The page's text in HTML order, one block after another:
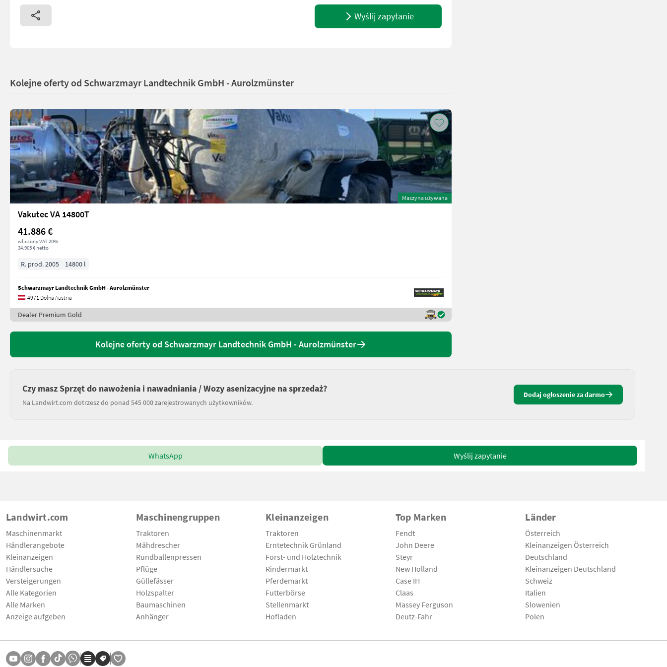
Wyślij zapytanie
Kolejne oferty od Schwarzmayr Landtechnik GmbH - Aurolzmünster
Maszyna używana
Vakutec VA 14800T
41.886 €
wliczony VAT 20%
34.905 € netto
R. prod. 2005 14800 l
Schwarzmayr Landtechnik GmbH - Aurolzmünster
4971 Dolna Austria
Dealer Premium Gold
Kolejne oferty od Schwarzmayr Landtechnik GmbH - Aurolzmünster
Czy masz Sprzęt do nawożenia i nawadniania / Wozy asenizacyjne na sprzedaż?
Na Landwirt.com dotrzesz do ponad 545 000 zarejestrowanych użytkowników.
Dodaj ogłoszenie za darmo
WhatsApp Wyślij zapytanie
Landwirt.com
Maschinenmarkt
Händlerangebote
Kleinanzeigen
Händlersuche
Versteigerungen
Alle Kategorien
Alle Marken
Anzeige aufgeben
Maschinengruppen
Traktoren
Mähdrescher
Rundballenpressen
Pflüge
Güllefässer
Holzspalter
Baumaschinen
Anhänger
Kleinanzeigen
Traktoren
Erntetechnik Grünland
Forst- und Holztechnik
Rindermarkt
Pferdemarkt
Futterbörse
Stellenmarkt
Hofladen
Top Marken
Fendt
John Deere
Steyr
New Holland
Case IH
Claas
Massey Ferguson
Deutz-Fahr
Länder
Österreich
Kleinanzeigen Österreich
Deutschland
Kleinanzeigen Deutschland
Schweiz
Italien
Slowenien
Polen